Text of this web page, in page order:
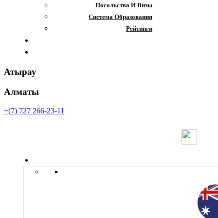
Посольства И Визы
Система Образования
Рейтинги
Атырау
Алматы
+(7) 727 266-23-11